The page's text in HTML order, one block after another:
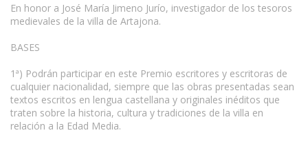
En honor a José María Jimeno Jurío, investigador de los tesoros
medievales de la villa de Artajona.
BASES
1ª) Podrán participar en este Premio escritores y escritoras de
cualquier nacionalidad, siempre que las obras presentadas sean
textos escritos en lengua castellana y originales inéditos que
traten sobre la historia, cultura y tradiciones de la villa en
relación a la Edad Media.